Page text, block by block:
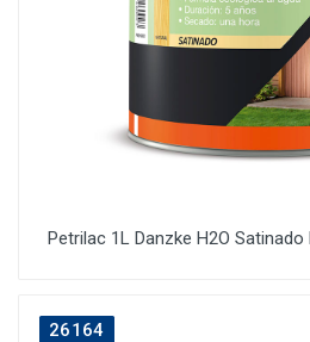
Petrilac 1L Danzke H2O Satinado
26164